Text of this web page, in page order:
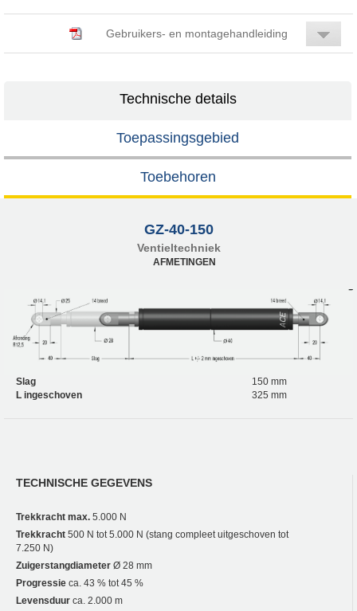
Gebruikers- en montagehandleiding
Technische details
Toepassingsgebied
Toebehoren
GZ-40-150
Ventieltechniek
AFMETINGEN
Slag
150 mm
L ingeschoven
325 mm
TECHNISCHE GEGEVENS
Trekkracht max. 5.000 N
Trekkracht 500 N tot 5.000 N (stang compleet uitgeschoven tot
7.250 N)
Zuigerstangdiameter Ø 28 mm
Progressie ca. 43 % tot 45 %
Levensduur ca. 2.000 m